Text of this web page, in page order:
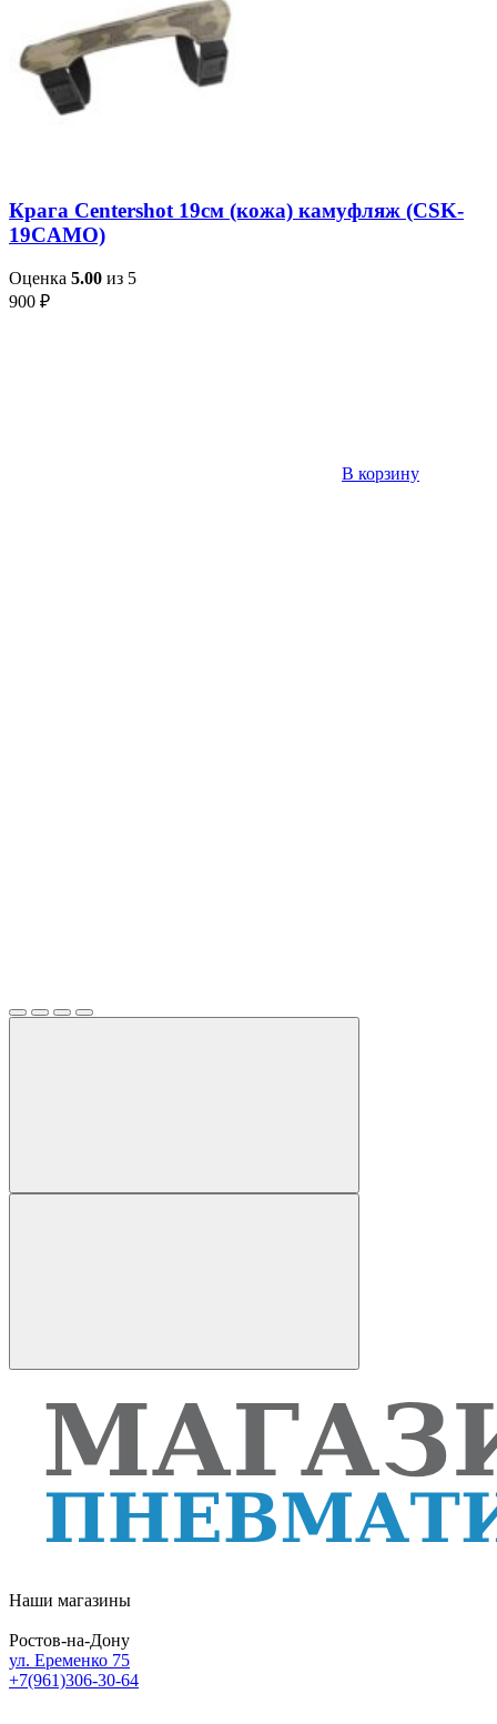
Крага Centershot 19см (кожа) камуфляж (CSK-
19CAMO)
Оценка 5.00 из 5
900 ₽
В корзину
Наши магазины
Ростов-на-Дону
ул. Еременко 75
+7(961)306-30-64